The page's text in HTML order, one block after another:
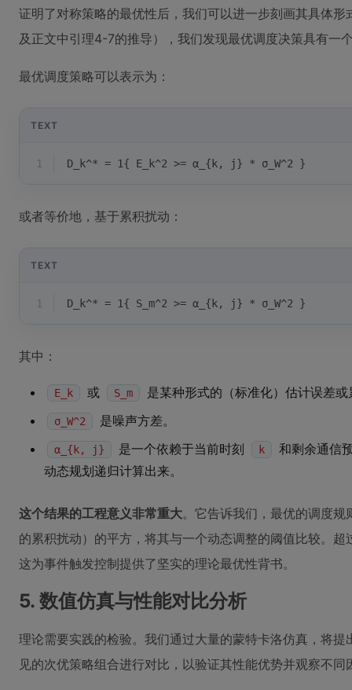
证明了对称策略的最优性后，我们可以进一步刻画其具体
及正文中引理4-7的推导），我们发现最优调度决策具有一
最优调度策略可以表示为：
TEXT
1 D_k^* = 1{ E_k^2 >= α_{k, j} * σ_W^2 }
或者等价地，基于累积扰动：
TEXT
1 D_k^* = 1{ S_m^2 >= α_{k, j} * σ_W^2 }
其中：
E_k 或 S_m 是某种形式的（标准化）估计误差
σ_W^2 是噪声方差。
α_{k, j} 是一个依赖于当前时刻 k
和剩余通信
动态规划递归计算出来。
这个结果的工程意义非常重大。它告诉我们，最优的调度
的累积扰动）的平方，将其与一个动态调整的阈值比较。
这为事件触发控制提供了坚实的理论最优性背书。
5. 数值仿真与性能对比分析
理论需要实践的检验。我们通过大量的蒙特卡洛仿真，将
见的次优策略组合进行对比，以验证其性能优势并观察不同